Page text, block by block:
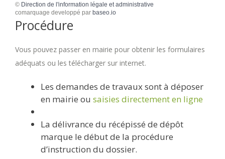
© Direction de l'information légale et administrative
comarquage developpé par baseo.io
Procédure
Vous pouvez passer en mairie pour obtenir les formulaires
adéquats ou les télécharger sur internet.
Les demandes de travaux sont à déposer
en mairie ou saisies directement en ligne
La délivrance du récépissé de dépôt
marque le début de la procédure
d’instruction du dossier.